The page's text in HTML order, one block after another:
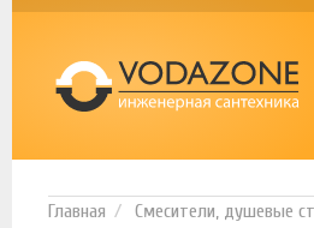
Смесители, душевые